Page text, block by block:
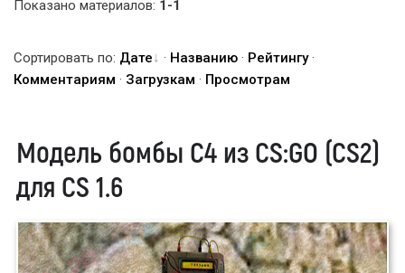
Показано материалов: 1-1
Сортировать по: Дате · Названию · Рейтингу·
Комментариям · Загрузкам · Просмотрам
Модель бомбы C4 из CS:GO (CS2)
для CS 1.6